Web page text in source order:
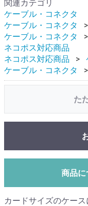
関連カテゴリ
ケーブル・コネクタ
ケーブル・コネクタ
ケーブル・コネクタ
ネコポス対応商品
ネコポス対応商品
ケーブル・コネクタ
た
商品に
カードサイズのケー